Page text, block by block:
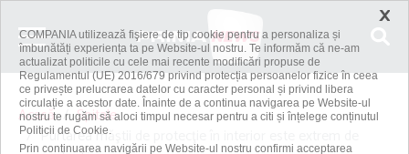
Acasă
Spitale
Purtarea măştii de protecţie în interior este extrem de
×
COMPANIA utilizează fişiere de tip cookie pentru a personaliza și
îmbunătăți experiența ta pe Website-ul nostru. Te informăm că ne-am
actualizat politicile cu cele mai recente modificări propuse de
Regulamentul (UE) 2016/679 privind protecția persoanelor fizice în ceea
ce privește prelucrarea datelor cu caracter personal și privind libera
circulație a acestor date. Înainte de a continua navigarea pe Website-ul
nostru te rugăm să aloci timpul necesar pentru a citi și înțelege conținutul
Politicii de Cookie.
Prin continuarea navigării pe Website-ul nostru confirmi acceptarea